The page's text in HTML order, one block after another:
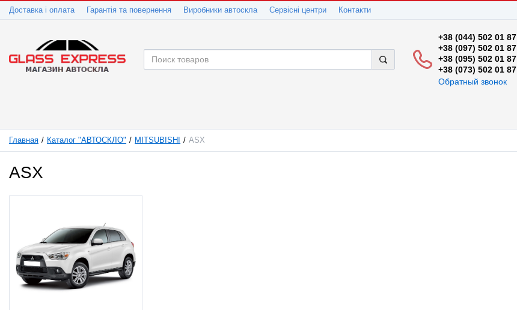
Доставка і оплата Гарантія та повернення Виробники автоскла Сервісні центри Контакти
+38 (044) 502 01 87
+38 (097) 502 01 87
+38 (095) 502 01 87
+38 (073) 502 01 87
Обратный звонок
Главная Каталог "АВТОСКЛО" MITSUBISHI ASX
ASX